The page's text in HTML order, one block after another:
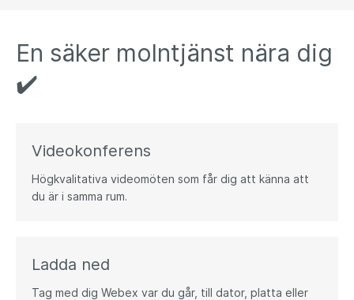
En säker molntjänst nära dig
✔️
Videokonferens​
Högkvalitativa videomöten som får dig att känna att
du är i samma rum.
Ladda ned​
Tag med dig Webex var du går, till dator, platta eller